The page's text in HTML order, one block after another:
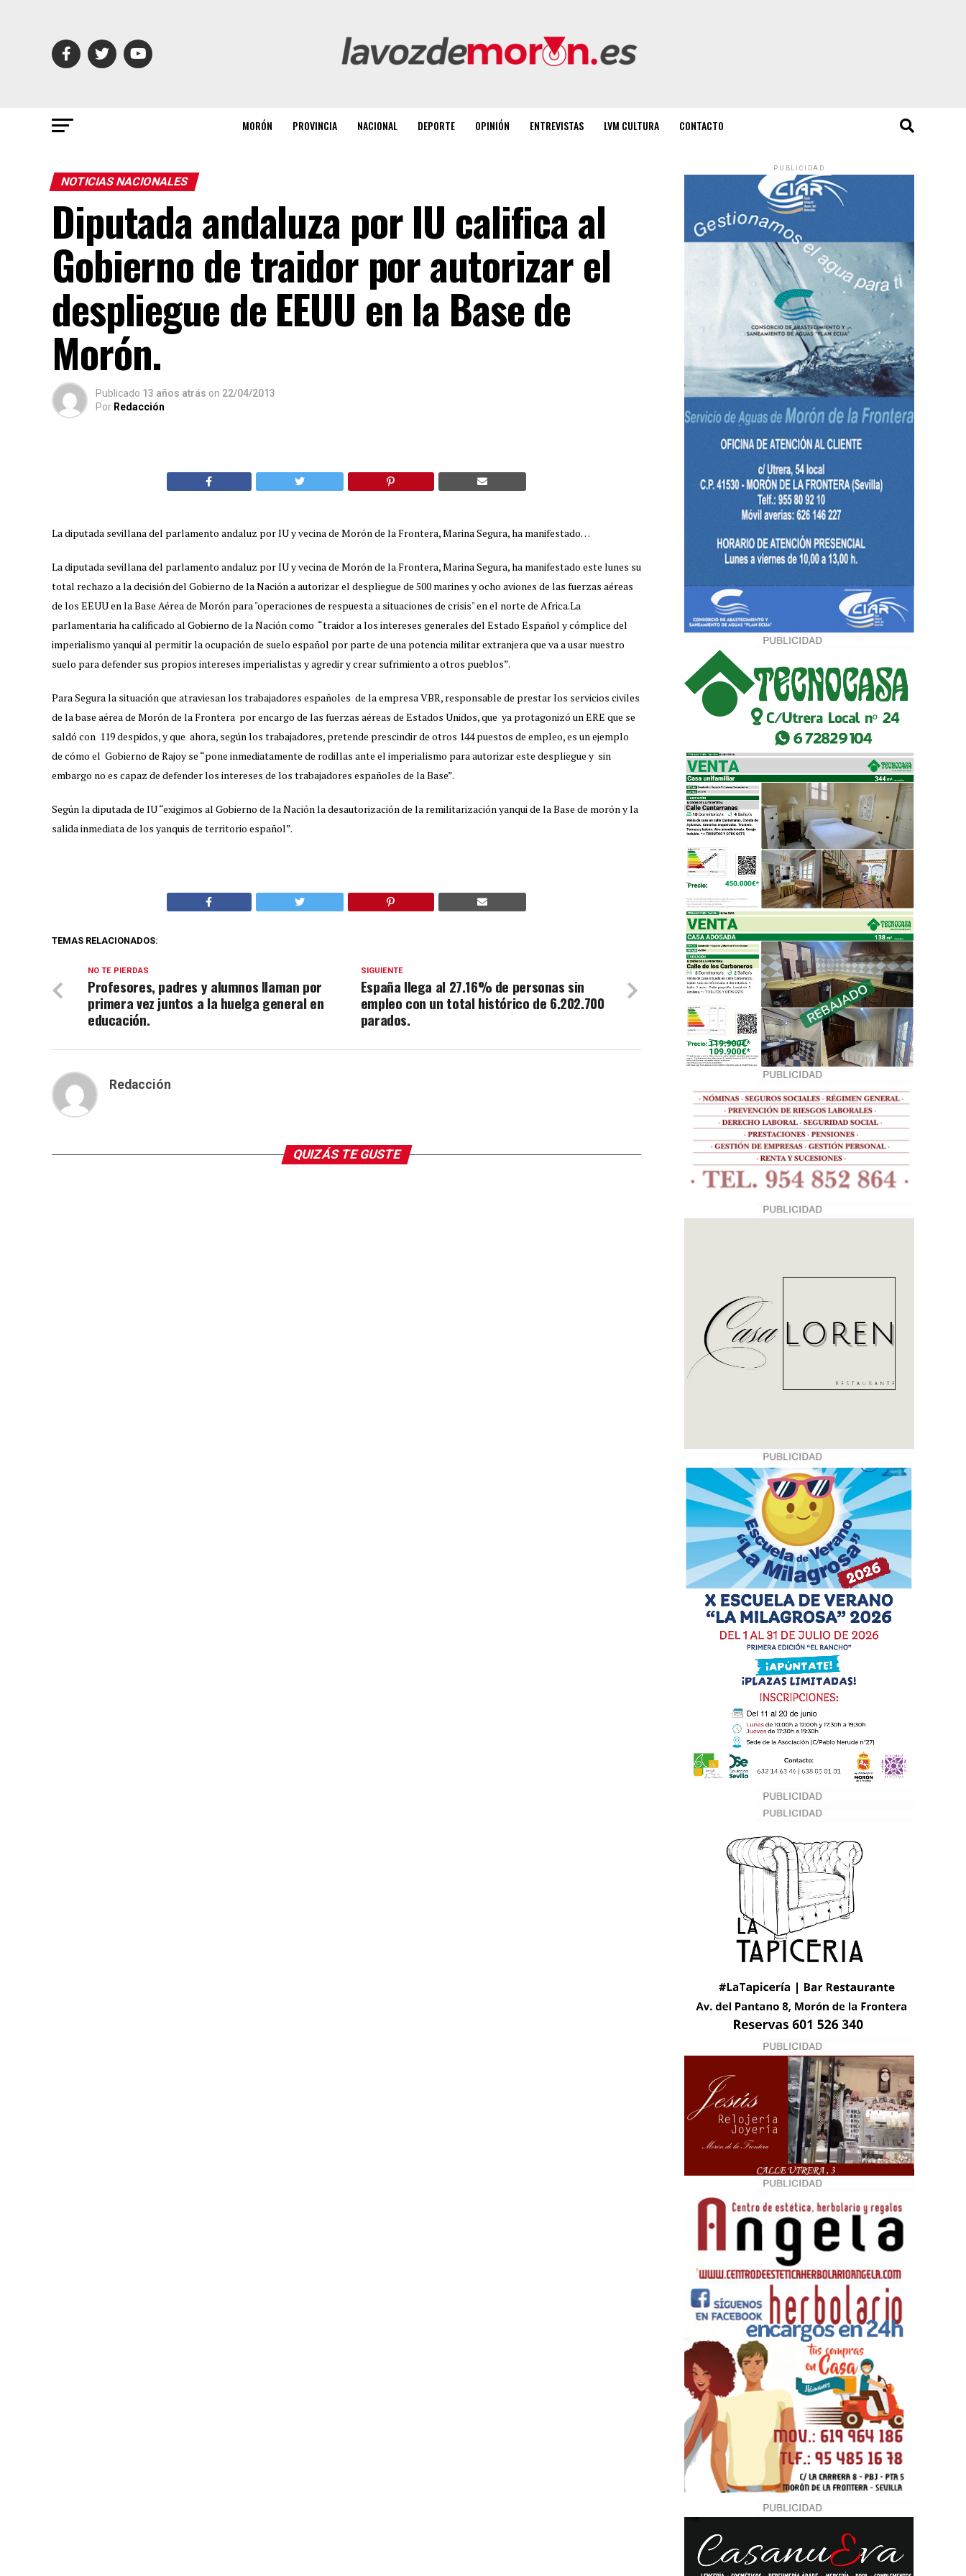
MORÓN PROVINCIA NACIONAL DEPORTE OPINIÓN ENTREVISTAS LVM CULTURA CONTACTO
NOTICIAS NACIONALES
Diputada andaluza por IU califica al
Gobierno de traidor por autorizar el
despliegue de EEUU en la Base de
Morón.
Publicado 13 años atrás on 22/04/2013
Por Redacción
La diputada sevillana del parlamento andaluz por IU y vecina de Morón de la Frontera, Marina Segura, ha manifestado…
La diputada sevillana del parlamento andaluz por IU y vecina de Morón de la Frontera, Marina Segura, ha manifestado este lunes su
total rechazo a la decisión del Gobierno de la Nación a autorizar el despliegue de 500 marines y ocho aviones de las fuerzas aéreas
de los EEUU en la Base Aérea de Morón para "operaciones de respuesta a situaciones de crisis" en el norte de Africa.La
parlamentaria ha calificado al Gobierno de la Nación como “traidor a los intereses generales del Estado Español y cómplice del
imperialismo yanqui al permitir la ocupación de suelo español por parte de una potencia militar extranjera que va a usar nuestro
suelo para defender sus propios intereses imperialistas y agredir y crear sufrimiento a otros pueblos”.
Para Segura la situación que atraviesan los trabajadores españoles de la empresa VBR, responsable de prestar los servicios civiles
de la base aérea de Morón de la Frontera por encargo de las fuerzas aéreas de Estados Unidos, que ya protagonizó un ERE que se
saldó con 119 despidos, y que ahora, según los trabajadores, pretende prescindir de otros 144 puestos de empleo, es un ejemplo
de cómo el Gobierno de Rajoy se “pone inmediatamente de rodillas ante el imperialismo para autorizar este despliegue y sin
embargo no es capaz de defender los intereses de los trabajadores españoles de la Base”.
Según la diputada de IU “exigimos al Gobierno de la Nación la desautorización de la remilitarización yanqui de la Base de morón y la
salida inmediata de los yanquis de territorio español”.
TEMAS RELACIONADOS:
SIGUIENTE
España llega al 27.16% de personas sin
empleo con un total histórico de 6.202.700
parados.
NO TE PIERDAS
Profesores, padres y alumnos llaman por
primera vez juntos a la huelga general en
educación.
Redacción
QUIZÁS TE GUSTE
PUBLICIDAD